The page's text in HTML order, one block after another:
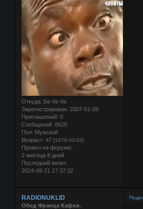
Откуда: Бе-бе-бе
Зарегистрирован: 2007-01-09
Приглашений: 0
Сообщений: 8620
Пол: Мужской
Возраст: 47 [1979-03-03]
Провел на форуме:
2 месяца 8 дней
Последний визит:
2024-09-21 17:37:32
RADIONUKLID
Обед Франца Кафки.